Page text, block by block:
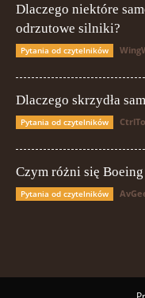
Dlaczego niektóre
odrzutowe silniki?
Pytania od czytelników
Dlaczego skrzydła
Pytania od czytelników
Czym różni się
Pytania od czytelników